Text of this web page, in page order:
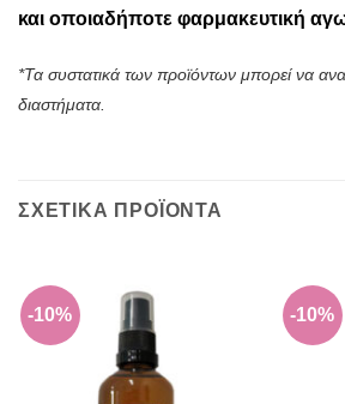
και οποιαδήποτε φαρμακευτική
*Τα συστατικά των προϊόντων μπορεί να
διαστήματα.
ΣΧΕΤΙΚΑ ΠΡΟΪΟΝΤΑ
-10% -10%